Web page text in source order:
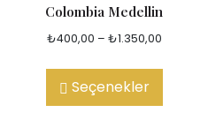
Colombia Medellin
₺400,00 – ₺1.350,00
Seçenekler